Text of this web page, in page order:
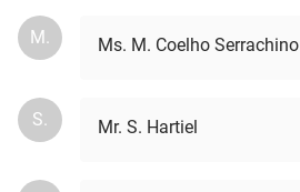
M. Ms. M. Coelho Serrachino
S. Mr. S. Hartiel